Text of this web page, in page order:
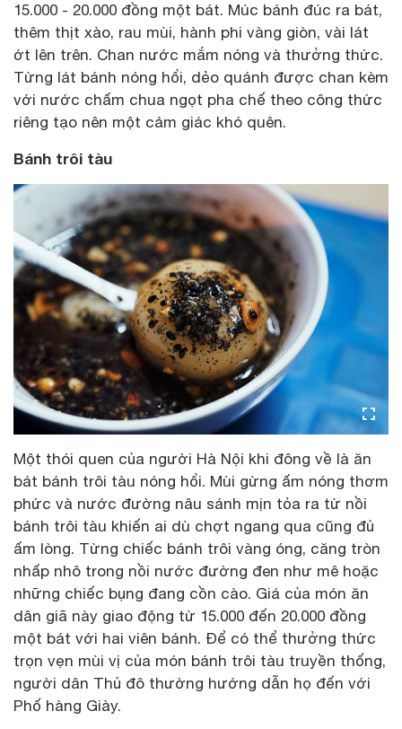
15.000 - 20.000 đồng một bát. Múc bánh đúc ra bát,
thêm thịt xào, rau mùi, hành phi vàng giòn, vài lát
ớt lên trên. Chan nước mắm nóng và thưởng thức.
Từng lát bánh nóng hổi, dẻo quánh được chan kèm
với nước chấm chua ngọt pha chế theo công thức
riêng tạo nên một cảm giác khó quên.
Bánh trôi tàu
Một thói quen của người Hà Nội khi đông về là ăn
bát bánh trôi tàu nóng hổi. Mùi gừng ấm nóng thơm
phức và nước đường nâu sánh mịn tỏa ra từ nồi
bánh trôi tàu khiến ai dù chợt ngang qua cũng đủ
ấm lòng. Từng chiếc bánh trôi vàng óng, căng tròn
nhấp nhô trong nồi nước đường đen như mê hoặc
những chiếc bụng đang cồn cào. Giá của món ăn
dân giã này giao động từ 15.000 đến 20.000 đồng
một bát với hai viên bánh. Để có thể thưởng thức
trọn vẹn mùi vị của món bánh trôi tàu truyền thống,
người dân Thủ đô thường hướng dẫn họ đến với
Phố hàng Giày.